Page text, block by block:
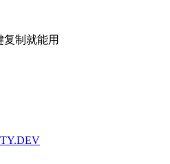
复制就能用